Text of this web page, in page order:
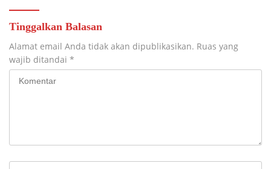
Tinggalkan Balasan
Alamat email Anda tidak akan dipublikasikan. Ruas yang
wajib ditandai *